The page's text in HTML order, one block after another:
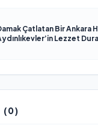
Çatlatan Bir Ankara
Lezzet
(0)